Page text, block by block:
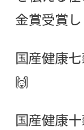
金賞受賞
国産健康
🙌
国産健康